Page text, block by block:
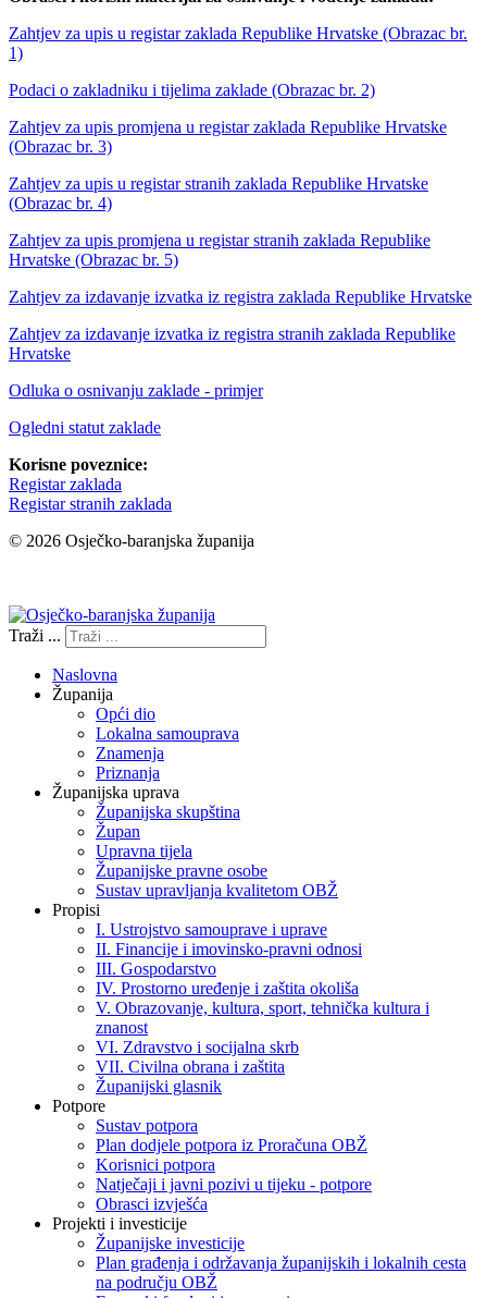
Zahtjev za upis u registar zaklada Republike Hrvatske (Obrazac br.
1)
Podaci o zakladniku i tijelima zaklade (Obrazac br. 2)
Zahtjev za upis promjena u registar zaklada Republike Hrvatske
(Obrazac br. 3)
Zahtjev za upis u registar stranih zaklada Republike Hrvatske
(Obrazac br. 4)
Zahtjev za upis promjena u registar stranih zaklada Republike
Hrvatske (Obrazac br. 5)
Zahtjev za izdavanje izvatka iz registra zaklada Republike Hrvatske
Zahtjev za izdavanje izvatka iz registra stranih zaklada Republike
Hrvatske
Odluka o osnivanju zaklade - primjer
Ogledni statut zaklade
Korisne poveznice:
Registar zaklada
Registar stranih zaklada
© 2026 Osječko-baranjska županija
Traži ...
Naslovna
Županija
Opći dio
Lokalna samouprava
Znamenja
Priznanja
Županijska uprava
Županijska skupština
Župan
Upravna tijela
Županijske pravne osobe
Sustav upravljanja kvalitetom OBŽ
Propisi
I. Ustrojstvo samouprave i uprave
II. Financije i imovinsko-pravni odnosi
III. Gospodarstvo
IV. Prostorno uređenje i zaštita okoliša
V. Obrazovanje, kultura, sport, tehnička kultura i
znanost
VI. Zdravstvo i socijalna skrb
VII. Civilna obrana i zaštita
Županijski glasnik
Potpore
Sustav potpora
Plan dodjele potpora iz Proračuna OBŽ
Korisnici potpora
Natječaji i javni pozivi u tijeku - potpore
Obrasci izvješća
Projekti i investicije
Županijske investicije
Plan građenja i održavanja županijskih i lokalnih cesta
na području OBŽ